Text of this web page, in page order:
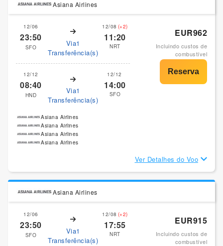
Asiana Airlines
12/06
23:50
SFO
Via1
Transferência(s)
12/08 (+2)
11:20
NRT
12/12
08:40
HND
Via1
Transferência(s)
12/12
14:00
SFO
EUR962
Incluindo custos de
combustível
Asiana Airlines
Asiana Airlines
Asiana Airlines
Asiana Airlines
Ver Detalhes do Voo
Asiana Airlines
12/06
23:50
SFO
Via1
Transferência(s)
12/08 (+2)
17:55
NRT
EUR915
Incluindo custos de
combustível